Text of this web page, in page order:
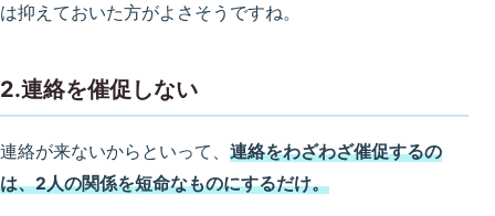
は抑えておいた方がよさそうですね。
2.連絡を催促しない
連絡が来ないからといって、 連絡をわざわざ催促するの
は、2人の関係を短命なものにするだけ。